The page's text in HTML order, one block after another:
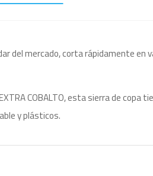
del mercado, corta rápidamente
COBALTO, esta sierra de
y plásticos.